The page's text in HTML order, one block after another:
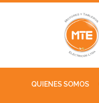
QUIENES SOMOS